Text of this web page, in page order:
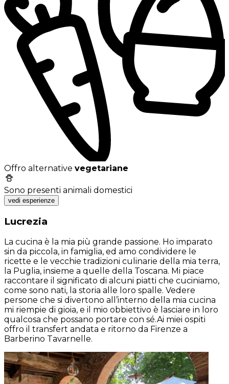
Offro alternative vegetariane
Sono presenti animali domestici
vedi esperienze
Lucrezia
La cucina è la mia più grande passione. Ho imparato
sin da piccola, in famiglia, ed amo condividere le
ricette e le vecchie tradizioni culinarie della mia terra,
la Puglia, insieme a quelle della Toscana. Mi piace
raccontare il significato di alcuni piatti che cuciniamo,
come sono nati, la storia alle loro spalle. Vedere
persone che si divertono all’interno della mia cucina
mi riempie di gioia, e il mio obbiettivo è lasciare in loro
qualcosa che possano portare con sé.Ai miei ospiti
offro il transfert andata e ritorno da Firenze a
Barberino Tavarnelle.